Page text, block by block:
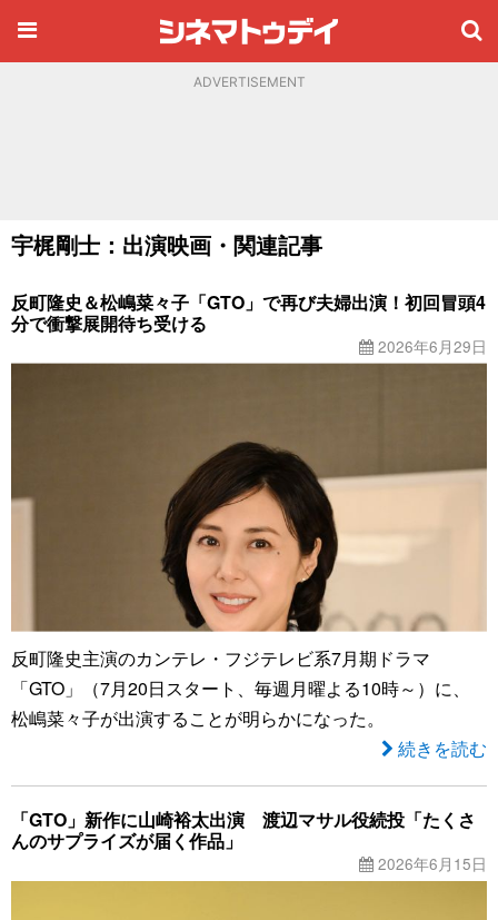
ADVERTISEMENT
宇梶剛士：出演映画・関連記事
反町隆史＆松嶋菜々子「GTO」で再び夫婦出演！初回冒頭4
分で衝撃展開待ち受ける
2026年6月29日
反町隆史主演のカンテレ・フジテレビ系7月期ドラマ
「GTO」（7月20日スタート、毎週月曜よる10時～）に、
松嶋菜々子が出演することが明らかになった。
続きを読む
「GTO」新作に山崎裕太出演 渡辺マサル役続投「たくさ
んのサプライズが届く作品」
2026年6月15日